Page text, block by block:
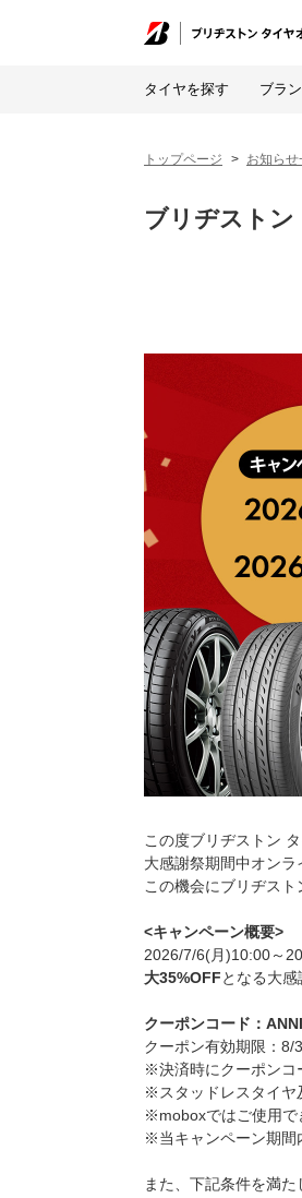
タイヤを探す ブラ
トップページ お知らせ
ブリヂストン
この度ブリヂストン
大感謝祭期間中オン
この機会にブリヂスト
<キャンペーン概要>
2026/7/6(月)10:00～
大35%OFFとなる大感
クーポンコード：
クーポン有効期限：8/
※決済時にクーポンコ
※スタッドレスタイヤ
※moboxではご使用で
※当キャンペーン期間
また、下記条件を満